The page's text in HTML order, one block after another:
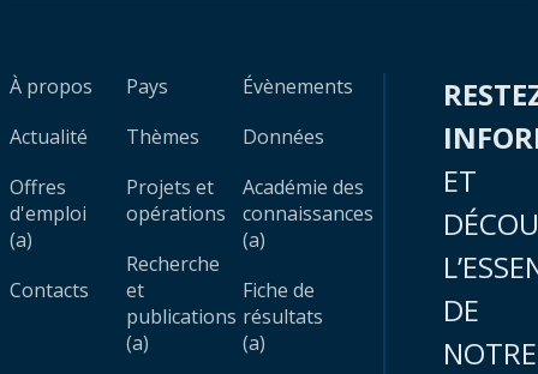
À propos
Actualité
Offres
d'emploi
(a)
Contacts
Pays
Thèmes
Projets et
opérations
Recherche
et
publications
(a)
Évènements
Données
Académie des
connaissances
(a)
Fiche de
résultats
(a)
ET
DE
NOTRE